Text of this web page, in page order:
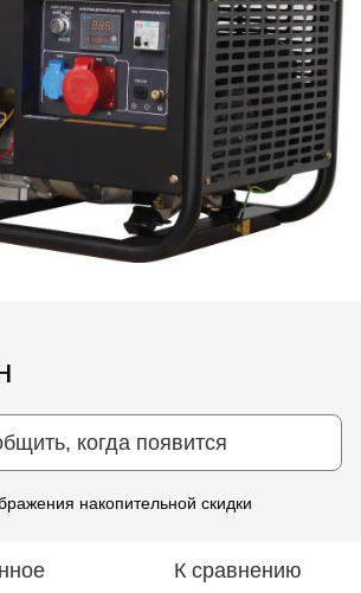
когда появится
накопительной скидки
К сравнению